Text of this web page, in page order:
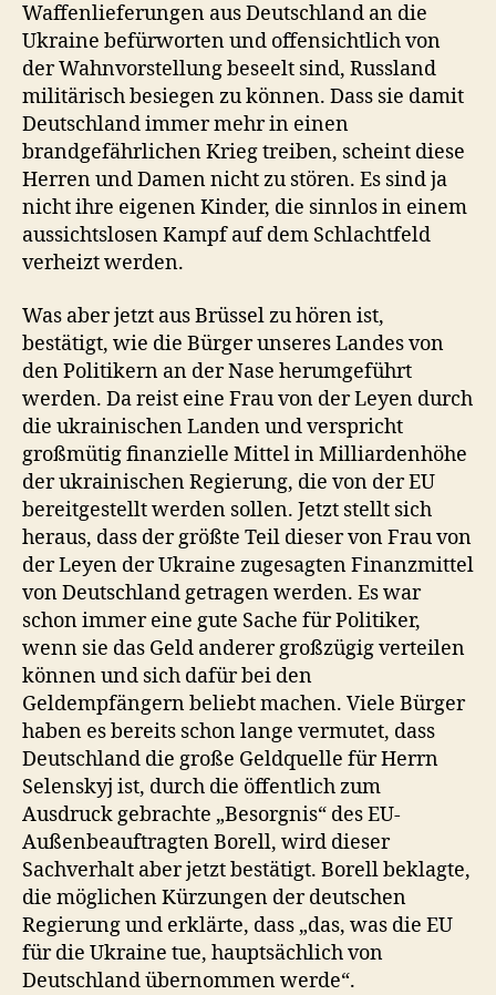
Waffenlieferungen aus Deutschland an die
Ukraine befürworten und offensichtlich von
der Wahnvorstellung beseelt sind, Russland
militärisch besiegen zu können. Dass sie damit
Deutschland immer mehr in einen
brandgefährlichen Krieg treiben, scheint diese
Herren und Damen nicht zu stören. Es sind ja
nicht ihre eigenen Kinder, die sinnlos in einem
aussichtslosen Kampf auf dem Schlachtfeld
verheizt werden.
Was aber jetzt aus Brüssel zu hören ist,
bestätigt, wie die Bürger unseres Landes von
den Politikern an der Nase herumgeführt
werden. Da reist eine Frau von der Leyen durch
die ukrainischen Landen und verspricht
großmütig finanzielle Mittel in Milliardenhöhe
der ukrainischen Regierung, die von der EU
bereitgestellt werden sollen. Jetzt stellt sich
heraus, dass der größte Teil dieser von Frau von
der Leyen der Ukraine zugesagten Finanzmittel
von Deutschland getragen werden. Es war
schon immer eine gute Sache für Politiker,
wenn sie das Geld anderer großzügig verteilen
können und sich dafür bei den
Geldempfängern beliebt machen. Viele Bürger
haben es bereits schon lange vermutet, dass
Deutschland die große Geldquelle für Herrn
Selenskyj ist, durch die öffentlich zum
Ausdruck gebrachte „Besorgnis“ des EU-
Außenbeauftragten Borell, wird dieser
Sachverhalt aber jetzt bestätigt. Borell beklagte,
die möglichen Kürzungen der deutschen
Regierung und erklärte, dass „das, was die EU
für die Ukraine tue, hauptsächlich von
Deutschland übernommen werde“.